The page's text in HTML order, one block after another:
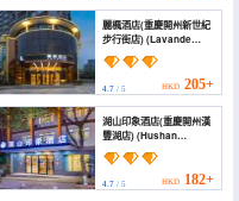
麗楓酒店(重慶開州新世紀
步行街店) (Lavande
Hotel (Chongqing
Kaizhou New Century
Pedestrian Street))
4.7/ 5 HKD 205+
湖山印象酒店(重慶開州漢
豐湖店) (Hushan
Impression Hotel)
4.7/ 5 HKD 182+